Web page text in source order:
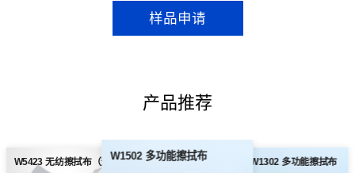
样品申请
产品推荐
W5423 无纺擦拭布（无尘纸）W1502 多功能擦拭布 W1302 多功能擦拭布